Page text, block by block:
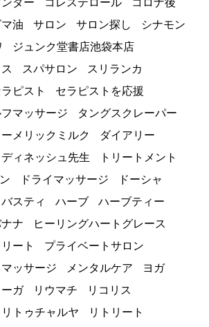
マ油 サロン サロン探し
シナモン
ジュンク堂書店池袋本店
スパサロン
スリランカ
ピスト
セラピストを応援
マッサージ
タングスクレーパー
ーメリックミルク
ダイアリー
ディネッシュ先生
トリートメント
ドライマッサージ
ドーシャ
スティ ハーブ
ハーブティー
ナ
ヒーリングハートグレース
ート
プライベートサロン
マッサージ メンタルケア
ヨガ
ーガ リウマチ
リコリス
リトゥチャルヤ
リトリート